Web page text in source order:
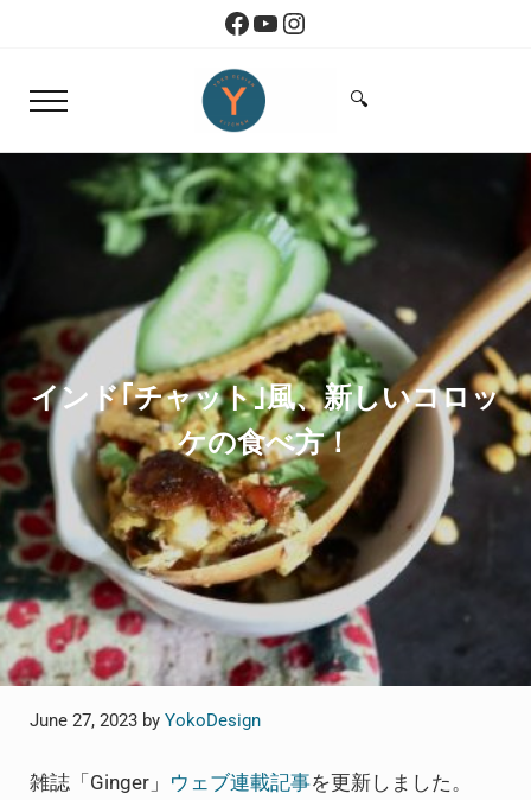
Skip to header right navigationFacebook
YouTube
Instagram
Menu
Yoko Design Kitchen
Search...
🔍
インド｢チャット｣風、新しいコロッ
ケの食べ方！
June 27, 2023 by YokoDesign
雑誌「Ginger」 ウェブ連載記事を更新しました。